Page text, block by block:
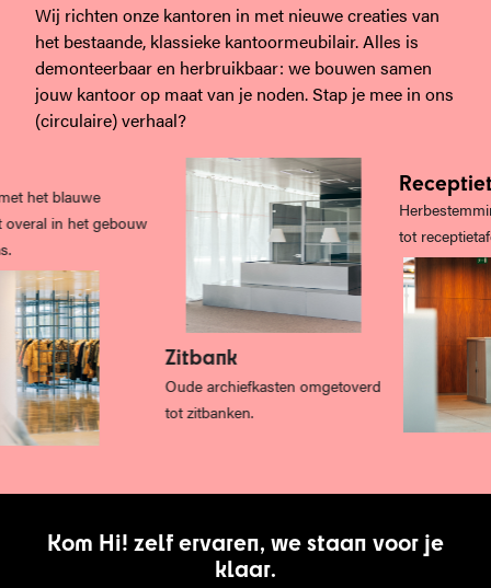
Wij richten onze kantoren in met nieuwe creaties van
het bestaande, klassieke kantoormeubilair. Alles is
demonteerbaar en herbruikbaar: we bouwen samen
jouw kantoor op maat van je noden. Stap je mee in ons
(circulaire) verhaal?
het blauwe
in het gebouw
Zitbank
Oude archiefkasten omgetoverd
tot zitbanken.
tot receptietafel.
Kom Hi! zelfervaren, westaan voor je
klaar.